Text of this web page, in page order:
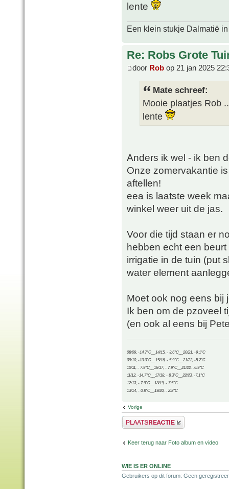
lente
Een klein stukje Dalmatië
Re: Robs Grote
door Rob op 21 jan 2025
Mate schreef:
Mooie plaatjes Rob
lente
Anders ik wel - ik ben
Onze zomervakantie
aftellen!
eea is laatste week
winkel weer uit de jas.
Voor die tijd staan er
hebben echt een
irrigatie in de tuin (put
water element
Moet ook nog eens bij
Ik ben om de pzoveel
(en ook al eens bij
08/09, -14.7°C__14/15, - 3.6°C__20/21, -9.1°C
09/10, -10.0°C__15/16, - 5.9°C__21/22, -5.2°C
10/11, - 7.9°C__16/17, - 7.9°C__21/22, -6.9°C
11/12, -14.7°C__17/18, - 8.3°C__22/23, -7.1°C
12/13, - 7.9°C__18/19, - 7.5°C
13/14, - 0.8°C__19/20, - 2.8°C
Vorige
Plaats een reactie
Keer terug naar Foto album en video
WIE IS ER ONLINE
Gebruikers op dit forum: Geen